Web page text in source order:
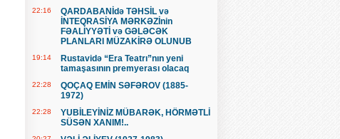
22:16
QARDABANİdə TƏHSİL və
İNTEQRASİYA MƏRKƏZİnin
FƏALİYYƏTİ və GƏLƏCƏK
PLANLARI MÜZAKİRƏ OLUNUB
19:14
Rustavidə “Era Teatrı”nın yeni
tamaşasının premyerası olacaq
22:28
QOÇAQ EMİN SƏFƏROV (1885-
1972)
22:28
YUBİLEYİNİZ MÜBARƏK, HÖRMƏTLİ
SÜSƏN XANIM!..